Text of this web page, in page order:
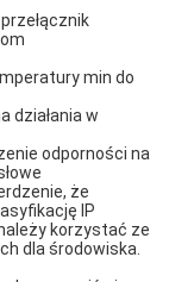
min do
działania w
odporności na
że
IP
korzystać ze
dla środowiska.